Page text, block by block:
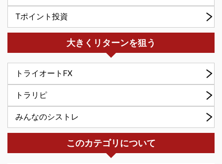
Tポイント投資
大きくリターンを狙う
トライオートFX
トラリピ
みんなのシストレ
このカテゴリについて